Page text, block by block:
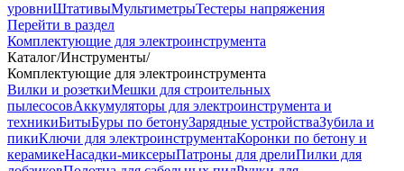
уровниШтативыМультиметрыТестеры напряжения
Перейти в раздел
Комплектующие для электроинструмента
Каталог/Инструменты/
Комплектующие для электроинструмента
Вилки и розеткиМешки для строительных
пылесосовАккумуляторы для электроинструмента и
техникиБитыБуры по бетонуЗарядные устройстваЗубила и
пикиКлючи для электроинструментаКоронки по бетону и
керамикеНасадки-миксерыПатроны для дрелиПилки для